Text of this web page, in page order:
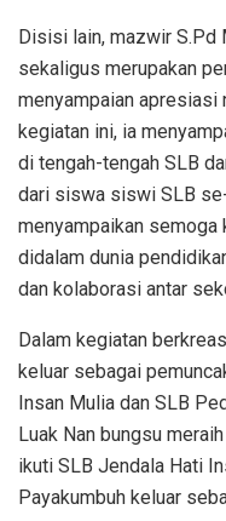
Disisi lain, mazwir S.Pd
sekaligus merupakan
menyampaian apresiasi
kegiatan ini, ia
di tengah-tengah SLB
dari siswa siswi SLB
menyampaikan
didalam dunia
dan kolaborasi antar
Dalam kegiatan
keluar sebagai
Insan Mulia dan SLB
Luak Nan bungsu
ikuti SLB Jendala Hati
Payakumbuh keluar